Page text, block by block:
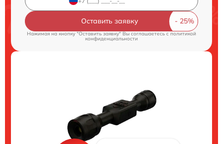
Оставить заявку
Нажимая на кнопку "Оставить заявку" Вы соглашаетесь cполитикой
конфиденциальности